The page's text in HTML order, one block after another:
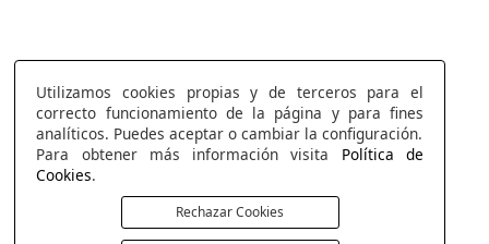
Utilizamos cookies propias y de terceros para el
correcto funcionamiento de la página y para fines
analíticos. Puedes aceptar o cambiar la configuración.
Para obtener más información visita Política de
Cookies.
Rechazar Cookies